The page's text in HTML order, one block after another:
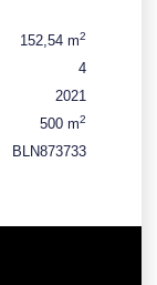
152,54 m2
4
2021
500 m2
BLN873733